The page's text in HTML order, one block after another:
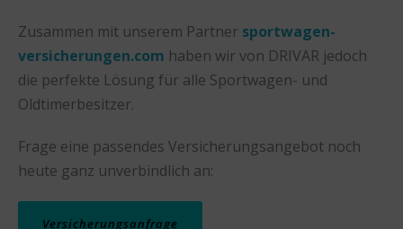
Zusammen mit unserem Partner sportwagen-
versicherungen.com haben wir von DRIVAR jedoch
die perfekte Lösung für alle Sportwagen- und
Oldtimerbesitzer.
Frage eine passendes Versicherungsangebot noch
heute ganz unverbindlich an:
Versicherungsanfrage